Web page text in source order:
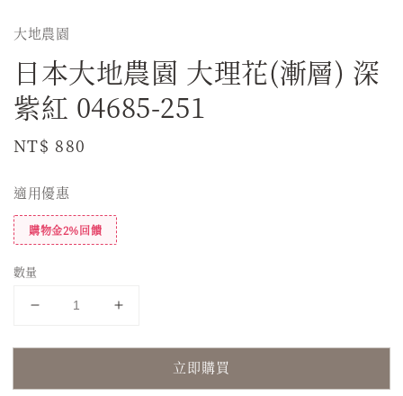
大地農園
日本大地農園 大理花(漸層) 深
紫紅 04685-251
Regular
NT$ 880
適用優惠
購物金2%回饋
數量
立即購買